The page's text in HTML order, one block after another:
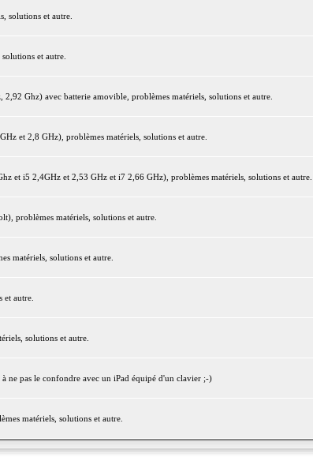
solutions et autre.
et autre.
Ghz) avec batterie amovible, problèmes matériels, solutions et autre.
et 2,8 GHz), problèmes matériels, solutions et autre.
et i5 2,4GHz et 2,53 GHz et i7 2,66 GHz), problèmes matériels, solutions et autre.
problèmes matériels, solutions et autre.
matériels, solutions et autre.
et autre.
solutions et autre.
ne pas le confondre avec un iPad équipé d'un clavier ;-)
matériels, solutions et autre.